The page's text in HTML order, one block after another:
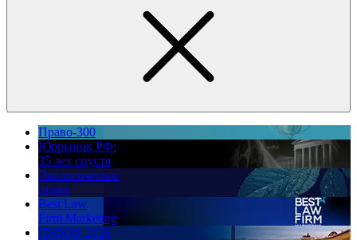
Право-300
Юррынок РФ:
35 лет спустя
Экологическое
право
Best Law
Firm Marketing
ПМЮФ 2026